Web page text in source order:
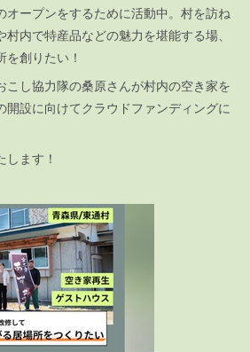
オープンをするために活動中。村を訪ね
内で特産品などの魅力を堪能する場、
創りたい！
こし協力隊の桑原さんが村内の空き家を
開設に向けてクラウドファンディングに
ます！